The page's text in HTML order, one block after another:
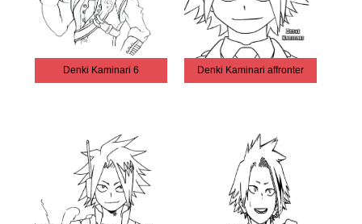
Denki Kaminari 6 Denki Kaminari affronter